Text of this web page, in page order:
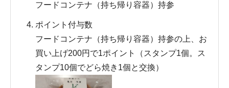
フードコンテナ（持ち帰り容器）持参
ポイント付与数
フードコンテナ（持ち帰り容器）持参の上、お
買い上げ200円で1ポイント（スタンプ1個。ス
タンプ10個でどら焼き1個と交換）